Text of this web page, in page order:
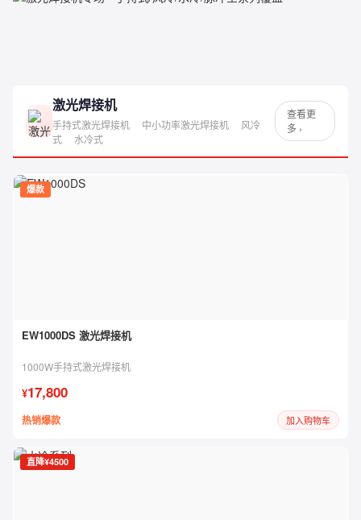
激光焊接机
手持式激光焊接机 中小功率激光焊接机
风冷
式
水冷式
查看更
多 ›
爆款
EW1000DS 激光焊接机
1000W手持式激光焊接机
¥17,800
热销爆款 加入购物车
直降¥4500